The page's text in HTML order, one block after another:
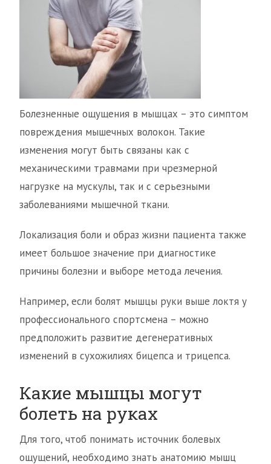
Болезненные ощущения в мышцах – это симптом
повреждения мышечных волокон. Такие
изменения могут быть связаны как с
механическими травмами при чрезмерной
нагрузке на мускулы, так и с серьезными
заболеваниями мышечной ткани.
Локализация боли и образ жизни пациента также
имеет большое значение при диагностике
причины болезни и выборе метода лечения.
Например, если болят мышцы руки выше локтя у
профессионального спортсмена – можно
предположить развитие дегенеративных
изменений в сухожилиях бицепса и трицепса.
Какие мышцы могут
болеть на руках
Для того, чтоб понимать источник болевых
ощущений, необходимо знать анатомию мышц